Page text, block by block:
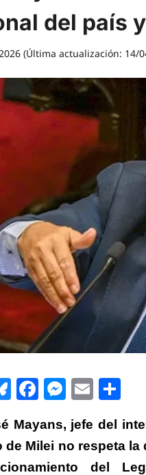
del país
(Última actualización: 14/
Bluesky
Facebook
Email
Mayans, jefe del
de Milei no respeta
del